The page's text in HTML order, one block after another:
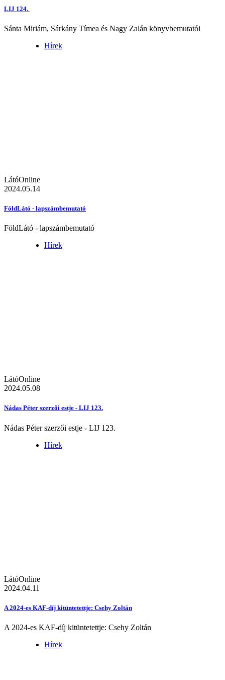
LIJ 124.
Sánta Miriám, Sárkány Tímea és Nagy Zalán könyvbemutatói
Hírek
LátóOnline
2024.05.14
FöldLátó - lapszámbemutató
FöldLátó - lapszámbemutató
Hírek
LátóOnline
2024.05.08
Nádas Péter szerzői estje - LIJ 123.
Nádas Péter szerzői estje - LIJ 123.
Hírek
LátóOnline
2024.04.11
A 2024-es KAF-díj kitüntetettje: Csehy Zoltán
A 2024-es KAF-díj kitüntetettje: Csehy Zoltán
Hírek